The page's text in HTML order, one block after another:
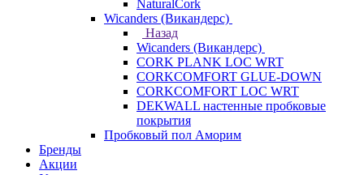
NaturalCork
Wicanders (Викандерс)
Назад
Wicanders (Викандерс)
CORK PLANK LOC WRT
CORKCOMFORT GLUE-DOWN
CORKCOMFORT LOC WRT
DEKWALL настенные пробковые
покрытия
Пробковый пол Аморим
Бренды
Акции